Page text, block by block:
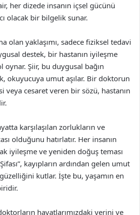
her dizede insanın içsel gücünü
olacak bir bilgelik sunar.
olan yaklaşımı, sadece fiziksel tedavi
destek, bir hastanın iyileşme
Şiir, bu duygusal bağın
okuyucuya umut aşılar. Bir doktorun
veya cesaret veren bir sözü, hastanın
karşılaşılan zorlukların ve
olduğunu hatırlatır. Her insanın
iyileşme ve yeniden doğuş teması
kayıpların ardından gelen umut
kutlar. İşte bu, yaşamın en
hayatlarımızdaki yerini ve